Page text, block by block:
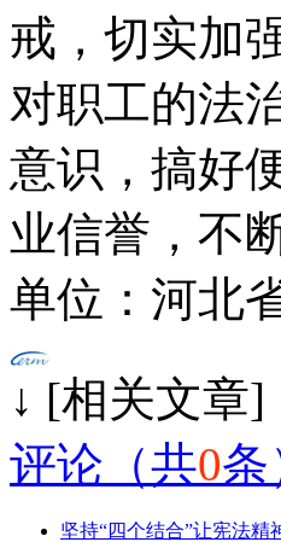
戒，切实加
对职工的法
意识，搞好
业信誉，不
单位：河北
↓ [
评论（共0条
坚持“四个结合”让宪法精